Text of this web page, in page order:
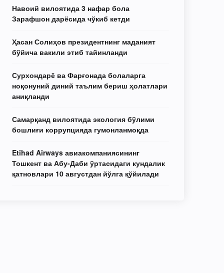
Навоий вилоятида 3 нафар бола
Зарафшон дарёсида чўкиб кетди
Ҳасан Солиҳов президентнинг маданият
бўйича вакили этиб тайинланди
Сурхондарё ва Фарғонада болаларга
ноқонуний диний таълим бериш ҳолатлари
аниқланди
Самарқанд вилоятида экология бўлими
бошлиғи коррупцияда гумонланмоқда
Etihad Airways авиакомпаниясининг
Тошкент ва Абу-Даби ўртасидаги кундалик
қатновлари 10 августдан йўлга қўйилади